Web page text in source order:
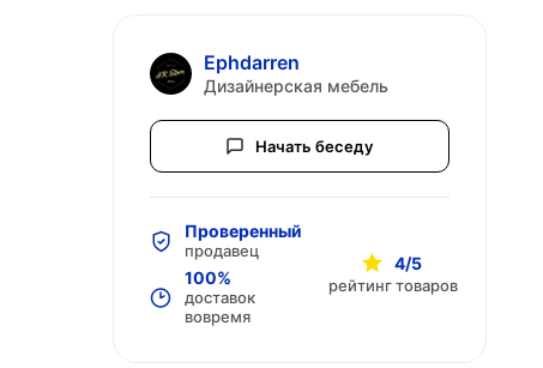
Ephdarren
Дизайнерская мебель
Начать беседу
Проверенный
продавец
100%
доставок
вовремя
4/5
рейтинг товаров